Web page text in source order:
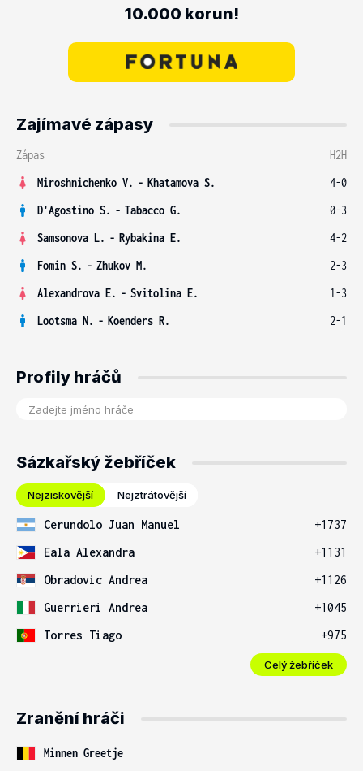
10.000 korun!
Zajímavé zápasy
Zápas
H2H
Miroshnichenko V. - Khatamova S.
4-0
D'Agostino S. - Tabacco G.
0-3
Samsonova L. - Rybakina E.
4-2
Fomin S. - Zhukov M.
2-3
Alexandrova E. - Svitolina E.
1-3
Lootsma N. - Koenders R. 2-1
Profily hráčů
Sázkařský žebříček
Nejziskovější Nejztrátovější
Cerundolo Juan Manuel
+1737
Eala Alexandra
+1131
Obradovic Andrea
+1126
Guerrieri Andrea
+1045
Torres Tiago
+975
Celý žebříček
Zranění hráči
Minnen Greetje